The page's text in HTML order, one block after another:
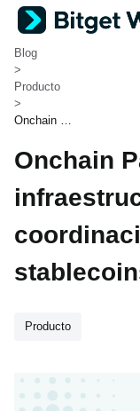
Bitget Wallet
>
Blog
>
Producto
>
Onchain Pa
rix: Una infr
aestructura
de coordina
ción para pa
blecoins
Onchain
Producto